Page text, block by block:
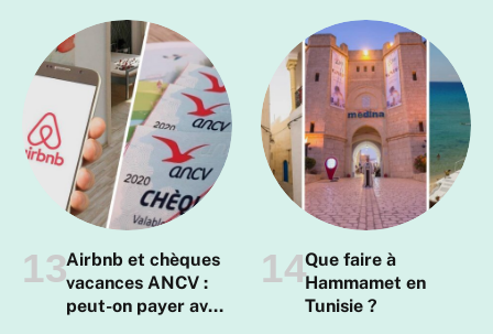
Airbnb et chèques
vacances ANCV :
peut-on payer avec
Que faire à
Hammamet en
Tunisie ?